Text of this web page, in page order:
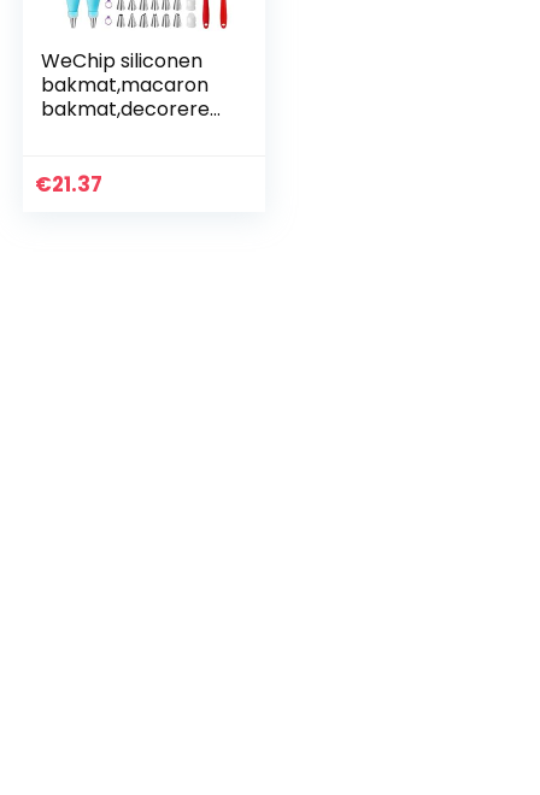
WeChip siliconen
bakmat,macaron
bakmat,decoreren
odigdheden-anti-
€21.37